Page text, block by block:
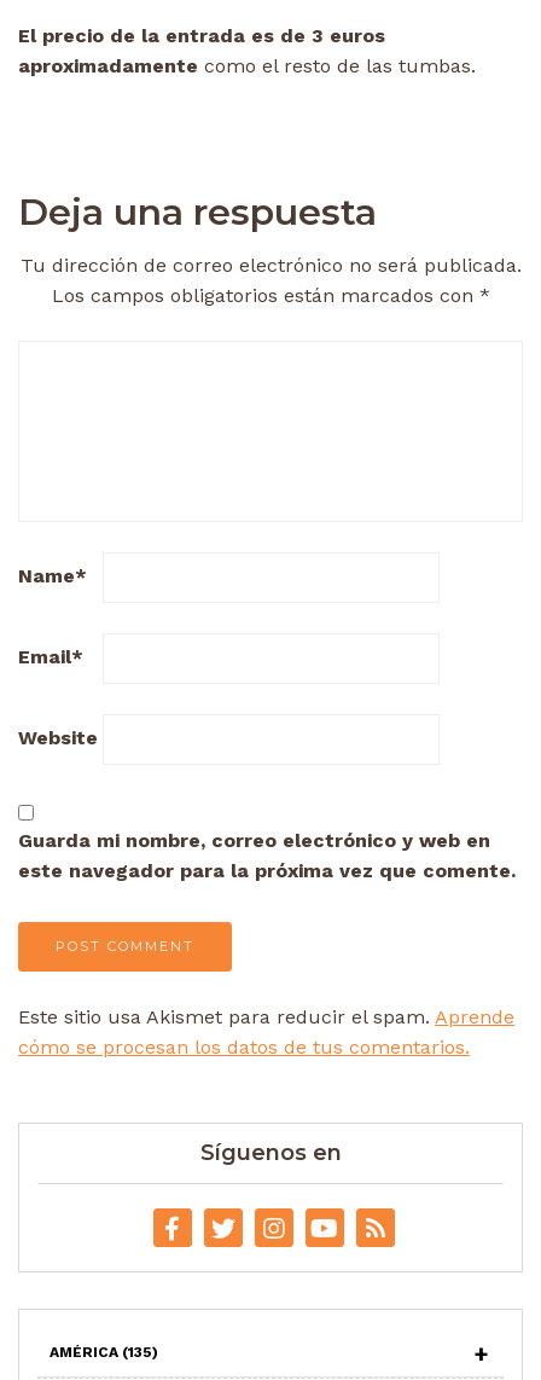
El precio de la entrada es de 3 euros
aproximadamente como el resto de las tumbas.
Deja una respuesta
Tu dirección de correo electrónico no será publicada.
Los campos obligatorios están marcados con *
Name*
Email*
Website
Guarda mi nombre, correo electrónico y web en
este navegador para la próxima vez que comente.
Este sitio usa Akismet para reducir el spam. Aprende
cómo se procesan los datos de tus comentarios.
Síguenos en
AMÉRICA (135)